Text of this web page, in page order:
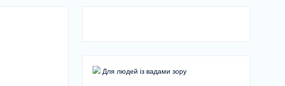
Для людей із вадами зору